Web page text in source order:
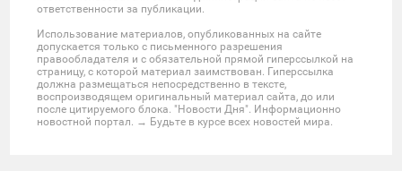
Власть
Мир Россия
Ростов-на-Дону
Нижний Новгород
Казань
Омск
Красноярск Новосибирс
Екатеринбург
Крым
Забайкальский край
Украина
Латинская Америка
США
Азия
ответственности за публикации.
Использование материалов, опубликованных на сайте
допускается только с письменного разрешения
правообладателя и с обязательной прямой гиперссылкой на
страницу, с которой материал заимствован. Гиперссылка
должна размещаться непосредственно в тексте,
воспроизводящем оригинальный материал сайта, до или
после цитируемого блока. "Новости Дня". Информационно
новостной портал. → Будьте в курсе всех новостей мира.